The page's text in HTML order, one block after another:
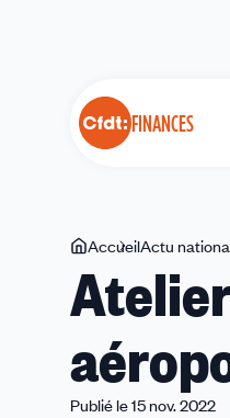
FINANCES
Vous
êtes
ici
AccueilActu
Publié le 15 nov. 2022